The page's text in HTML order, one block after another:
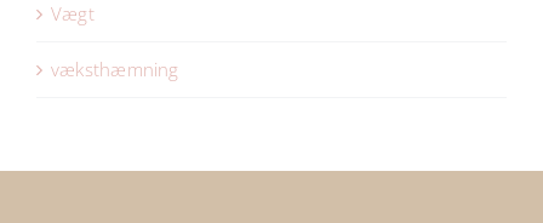
Vægt
væksthæmning